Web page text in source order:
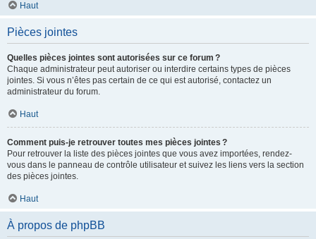
Haut
Pièces jointes
Quelles pièces jointes sont autorisées sur ce forum ?
Chaque administrateur peut autoriser ou interdire certains types de pièces
jointes. Si vous n’êtes pas certain de ce qui est autorisé, contactez un
administrateur du forum.
Haut
Comment puis-je retrouver toutes mes pièces jointes ?
Pour retrouver la liste des pièces jointes que vous avez importées, rendez-
vous dans le panneau de contrôle utilisateur et suivez les liens vers la section
des pièces jointes.
Haut
À propos de phpBB